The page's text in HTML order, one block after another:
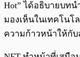
Hot” ได้อธิบายบทน
มองเห็นในเทคโนโ
ความก้าวหน้าให้กับ